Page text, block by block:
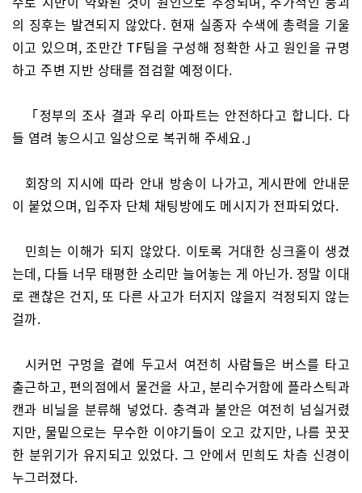
의 징후는 발견되지 않았다. 현재 실종자 수색에 총력을 기울
이고 있으며, 조만간 TF팀을 구성해 정확한 사고 원인을 규명
하고 주변 지반 상태를 점검할 예정이다.
「정부의 조사 결과 우리 아파트는 안전하다고 합니다. 다
들 염려 놓으시고 일상으로 복귀해 주세요.」
회장의 지시에 따라 안내 방송이 나가고, 게시판에 안내문
이 붙었으며, 입주자 단체 채팅방에도 메시지가 전파되었다.
민희는 이해가 되지 않았다. 이토록 거대한 싱크홀이 생겼
는데, 다들 너무 태평한 소리만 늘어놓는 게 아닌가. 정말 이대
로 괜찮은 건지, 또 다른 사고가 터지지 않을지 걱정되지 않는
걸까.
시커먼 구멍을 곁에 두고서 여전히 사람들은 버스를 타고
출근하고, 편의점에서 물건을 사고, 분리수거함에 플라스틱과
캔과 비닐을 분류해 넣었다. 충격과 불안은 여전히 넘실거렸
지만, 물밑으로는 무수한 이야기들이 오고 갔지만, 나름 꿋꿋
한 분위기가 유지되고 있었다. 그 안에서 민희도 차츰 신경이
누그러졌다.